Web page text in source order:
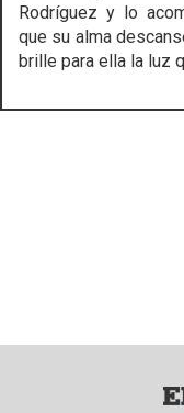
Rodríguez y lo
que su alma
brille para ella la luz